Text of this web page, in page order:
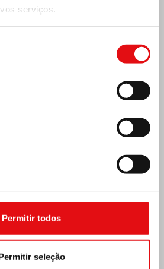
serviços.
Permitir todos
seleção
DA OCDS